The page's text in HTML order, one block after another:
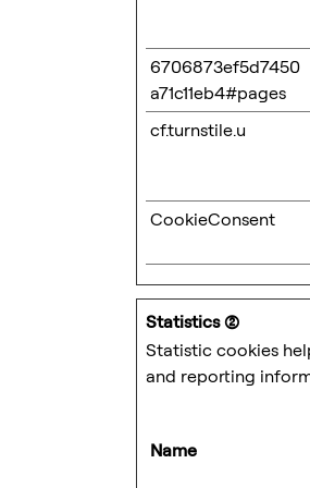
6706873ef5d7450
a71c11eb4#pages
cf.turnstile.u
CookieConsent
Statistics (2)
Statistic cookies
and reporting
Name